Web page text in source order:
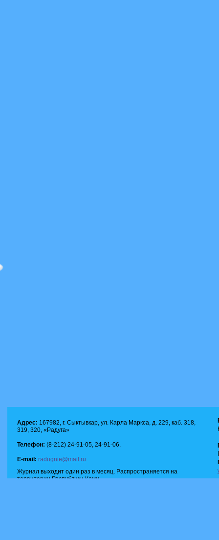
Адрес: 167982, г. Сыктывкар, ул. Карла Маркса, д. 229, каб. 318,
319, 320, «Радуга»
Телефон: (8-212) 24-91-05, 24-91-06.
E-mail: radugnie@mail.ru
Журнал выходит один раз в месяц. Распространяется на
территории Республики Коми.